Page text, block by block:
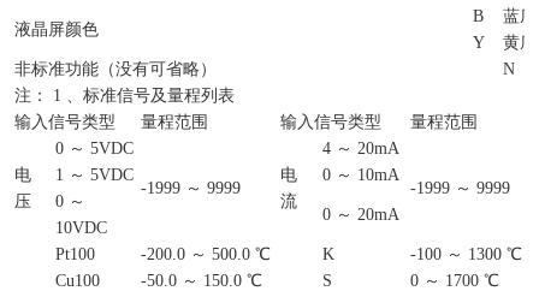
液晶屏颜色
B
蓝
Y
黄
非标准功能（没有可省略）
N
注： 1 、标准信号及量程列表
输入信号类型
量程范围 输入信号类型 量程范围
电
压
0 ～ 5VDC
-1999 ～ 9999
电
流
4 ～ 20mA
-1999 ～ 9999
1 ～ 5VDC
0 ～ 10mA
0 ～
10VDC
0 ～ 20mA
Pt100 -200.0 ～ 500.0 ℃ K
-100 ～ 1300 ℃
Cu100
-50.0 ～ 150.0 ℃ S
0 ～ 1700 ℃